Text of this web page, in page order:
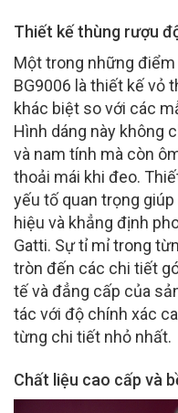
Thiết kế thùng rượu
Một trong những
BG9006 là thiết kế vỏ
khác biệt so với các
Hình dáng này không
và nam tính mà còn
thoải mái khi đeo.
yếu tố quan trọng
hiệu và khẳng định
Gatti. Sự tỉ mỉ trong
tròn đến các chi tiết
tế và đẳng cấp của
tác với độ chính xác
từng chi tiết nhỏ nhất.
Chất liệu cao cấp và